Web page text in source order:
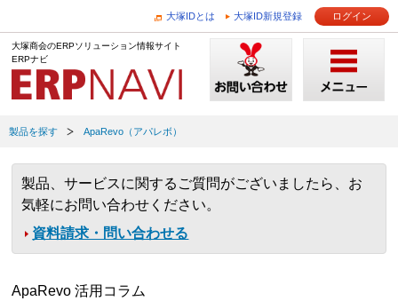
大塚IDとは 大塚ID新規登録 ログイン
大塚商会のERPソリューション情報サイト
ERPナビ
製品を探す ApaRevo（アパレボ）
製品、サービスに関するご質問がございましたら、お
気軽にお問い合わせください。
資料請求・問い合わせる
ApaRevo 活用コラム